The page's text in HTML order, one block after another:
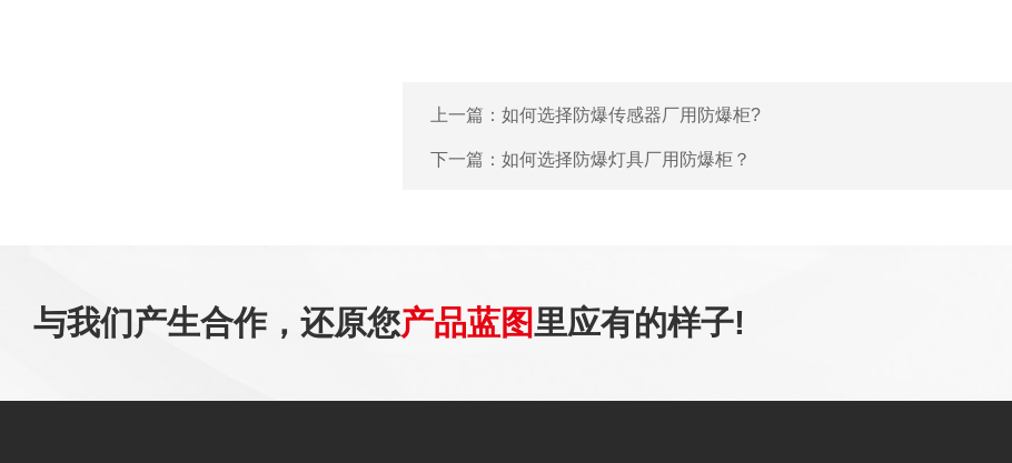
上一篇： 如何选择防爆传感器厂用防爆柜?
下一篇： 如何选择防爆灯具厂用防爆柜？
与我们产生合作，还原您产品蓝图里应有的样子!